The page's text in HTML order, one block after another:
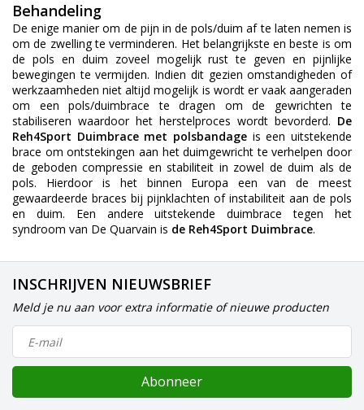
Behandeling
De enige manier om de pijn in de pols/duim af te laten nemen is
om de zwelling te verminderen. Het belangrijkste en beste is om
de pols en duim zoveel mogelijk rust te geven en pijnlijke
bewegingen te vermijden. Indien dit gezien omstandigheden of
werkzaamheden niet altijd mogelijk is wordt er vaak aangeraden
om een pols/duimbrace te dragen om de gewrichten te
stabiliseren waardoor het herstelproces wordt bevorderd. De
Reh4Sport Duimbrace met polsbandage is een uitstekende
brace om ontstekingen aan het duimgewricht te verhelpen door
de geboden compressie en stabiliteit in zowel de duim als de
pols. Hierdoor is het binnen Europa een van de meest
gewaardeerde braces bij pijnklachten of instabiliteit aan de pols
en duim. Een andere uitstekende duimbrace tegen het
syndroom van De Quarvain is de Reh4Sport Duimbrace.
INSCHRIJVEN NIEUWSBRIEF
Meld je nu aan voor extra informatie of nieuwe producten
Abonneer